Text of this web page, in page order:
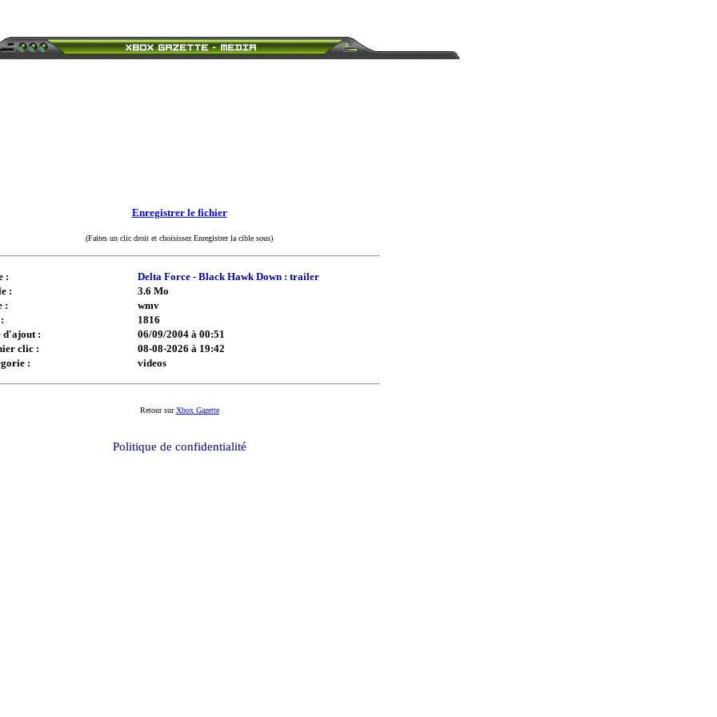
Enregistrer le fichier
(Faites un clic droit et choisissez Enregistrer la cible sous)
:
Delta Force - Black Hawk Down : trailer
:
3.6 Mo
:
wmv
1816
d'ajout :
06/09/2004 à 00:51
clic :
08-08-2026 à 19:42
:
videos
Retour surXbox Gazette
Politique de confidentialité